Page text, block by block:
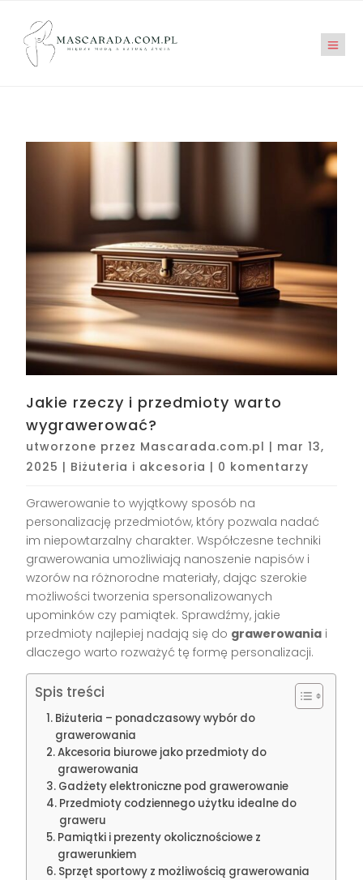
Jakie rzeczy i przedmioty warto
wygrawerować?
utworzone przez Mascarada.com.pl | mar 13,
2025 | Biżuteria i akcesoria | 0 komentarzy
Grawerowanie to wyjątkowy sposób na
personalizację przedmiotów, który pozwala nadać
im niepowtarzalny charakter. Współczesne techniki
grawerowania umożliwiają nanoszenie napisów i
wzorów na różnorodne materiały, dając szerokie
możliwości tworzenia spersonalizowanych
upominków czy pamiątek. Sprawdźmy, jakie
przedmioty najlepiej nadają się do grawerowania i
dlaczego warto rozważyć tę formę personalizacji.
Spis treści
Biżuteria – ponadczasowy wybór do
grawerowania
Akcesoria biurowe jako przedmioty do
grawerowania
Gadżety elektroniczne pod grawerowanie
Przedmioty codziennego użytku idealne do
graweru
Pamiątki i prezenty okolicznościowe z
grawerunkiem
Sprzęt sportowy z możliwością grawerowania